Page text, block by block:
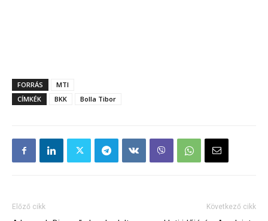
FORRÁS
MTI
CÍMKÉK
BKK Bolla Tibor
Előző cikk Következő cikk